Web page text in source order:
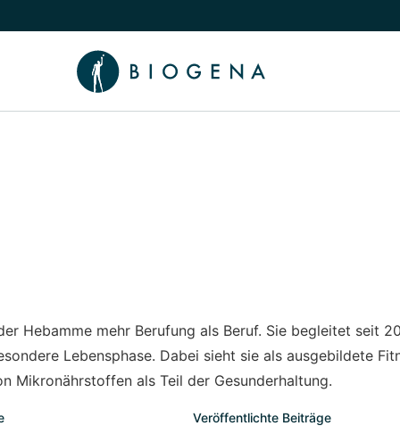
umschalten
Hebamme mehr Berufung als Beruf. Sie begleitet seit
Lebensphase. Dabei sieht sie als ausgebildete
Mikronährstoffen als Teil der Gesunderhaltung.
Veröffentlichte Beiträge